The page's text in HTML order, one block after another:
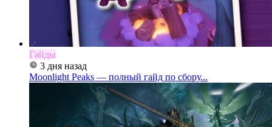
Гайды
3 дня назад
Moonlight Peaks — полный гайд по сбору...